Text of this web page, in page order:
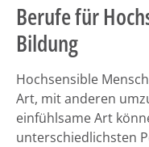
Berufe für
Bildung
Hochsensible
Art, mit anderen
einfühlsame Art
unterschiedlichsten